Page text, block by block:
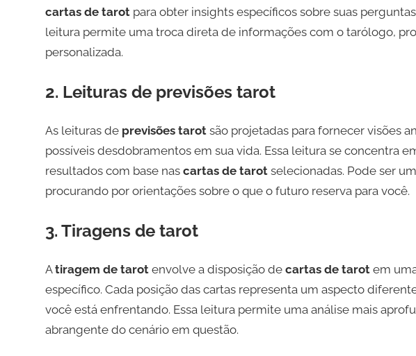
cartas de tarotpara obter insights específicos sobre suas
leitura permite uma troca direta de informações com o tarólogo,
personalizada.
2. Leituras de previsões tarot
As leituras de previsões tarotsão projetadas para fornecer visões
possíveis desdobramentos em sua vida. Essa leitura se concentra
resultados com base nas cartas de tarotselecionadas. Pode ser
procurando por orientações sobre o que o futuro reserva para você.
3. Tiragens de tarot
Atiragem de tarotenvolve a disposição de cartas de tarotem
específico. Cada posição das cartas representa um aspecto
você está enfrentando. Essa leitura permite uma análise mais
abrangente do cenário em questão.